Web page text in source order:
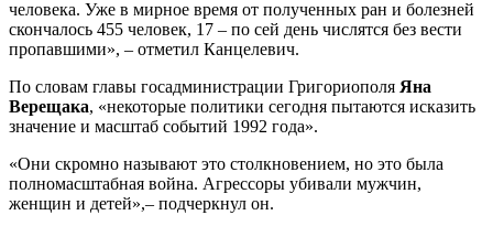
человека. Уже в мирное время от полученных ран и болезней
скончалось 455 человек, 17 – по сей день числятся без вести
пропавшими», – отметил Канцелевич.
По словам главы госадминистрации Григориополя Яна
Верещака, «некоторые политики сегодня пытаются исказить
значение и масштаб событий 1992 года».
«Они скромно называют это столкновением, но это была
полномасштабная война. Агрессоры убивали мужчин,
женщин и детей»,– подчеркнул он.